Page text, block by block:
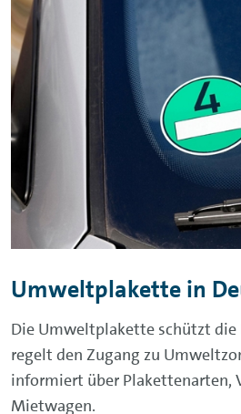
Umweltplakette in
Die Umweltplakette schützt die
regelt den Zugang zu
informiert über Plakettenarten,
Mietwagen.